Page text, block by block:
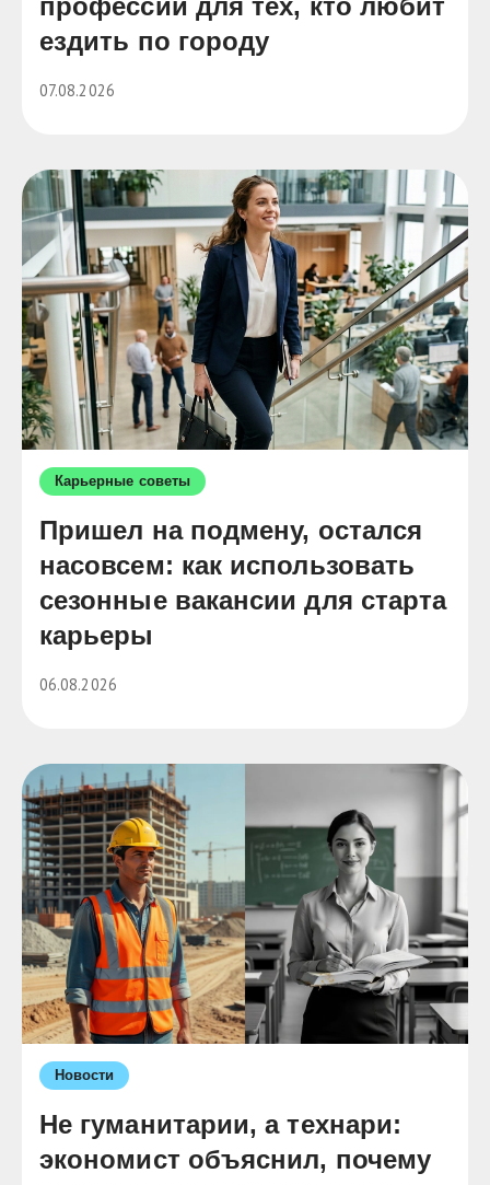
профессии для тех, кто любит
ездить по городу
07.08.2026
Карьерные советы
Пришел на подмену, остался
насовсем: как использовать
сезонные вакансии для старта
карьеры
06.08.2026
Новости
Не гуманитарии, а технари:
экономист объяснил, почему